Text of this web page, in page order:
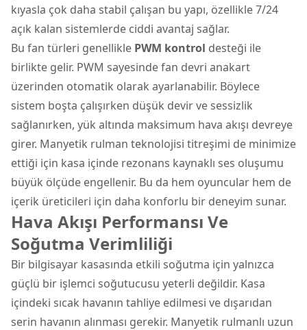
kıyasla çok daha stabil çalışan bu yapı, özellikle 7/24
açık kalan sistemlerde ciddi avantaj sağlar.
Bu fan türleri genellikle PWM kontrol desteği ile
birlikte gelir. PWM sayesinde fan devri anakart
üzerinden otomatik olarak ayarlanabilir. Böylece
sistem boşta çalışırken düşük devir ve sessizlik
sağlanırken, yük altında maksimum hava akışı devreye
girer. Manyetik rulman teknolojisi titreşimi de minimize
ettiği için kasa içinde rezonans kaynaklı ses oluşumu
büyük ölçüde engellenir. Bu da hem oyuncular hem de
içerik üreticileri için daha konforlu bir deneyim sunar.
Hava Akışı Performansı Ve
Soğutma Verimliliği
Bir bilgisayar kasasında etkili soğutma için yalnızca
güçlü bir işlemci soğutucusu yeterli değildir. Kasa
içindeki sıcak havanın tahliye edilmesi ve dışarıdan
serin havanın alınması gerekir. Manyetik rulmanlı uzun